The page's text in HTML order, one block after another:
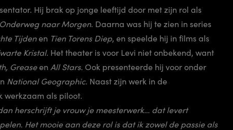
Hij brak op jonge leeftijd door met zijn rol als
Onderweg naar Morgen. Daarna was hij te zien in series
Tijdenen Tien Torens Diep, en speelde hij in films als
Kristal. Het theater is voor Levi niet onbekend, want
Greaseen All Stars. Ook presenteerde hij voor onder
National Geographic. Naast zijn werk in de
werkzaam als piloot.
herschrijft je vrouw je meesterwerk… dat levert
Het mooie aan deze rol is dat ik zowel de passie als